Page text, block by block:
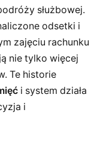
służbowej.
odsetki i
zajęciu rachunku
nie tylko więcej
Te historie
i system działa
i